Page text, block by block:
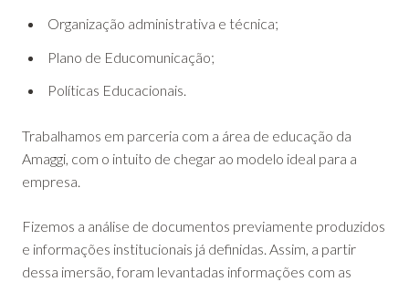
Organização administrativa e técnica;
Plano de Educomunicação;
Políticas Educacionais.
Trabalhamos em parceria com a área de educação da
Amaggi, com o intuito de chegar ao modelo ideal para a
empresa.
Fizemos a análise de documentos previamente produzidos
e informações institucionais já definidas. Assim, a partir
dessa imersão, foram levantadas informações com as